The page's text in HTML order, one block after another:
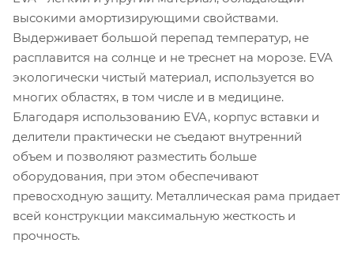
высокими амортизирующими свойствами.
Выдерживает большой перепад температур, не
расплавится на солнце и не треснет на морозе. EVA
экологически чистый материал, используется во
многих областях, в том числе и в медицине.
Благодаря использованию EVA, корпус вставки и
делители практически не съедают внутренний
объем и позволяют разместить больше
оборудования, при этом обеспечивают
превосходную защиту. Металлическая рама придает
всей конструкции максимальную жесткость и
прочность.